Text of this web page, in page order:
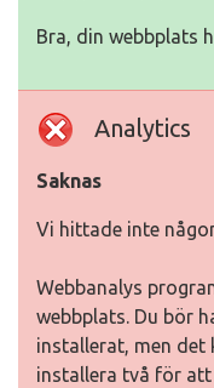
Bra, din webbplats
Analytics
Saknas
Vi hittade inte
Webbanalys
webbplats. Du bör
installerat, men det
installera två för